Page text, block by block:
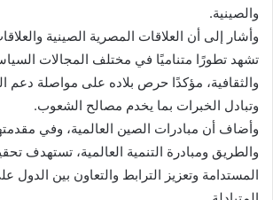
والصينية.
وأشار إلى أن العلاقات المصرية الصينية
تشهد تطورًا متناميًا في مختلف المجالات
والثقافية، مؤكدًا حرص بلاده على مواصلة دعم
وتبادل الخبرات بما يخدم مصالح الشعوب.
وأضاف أن مبادرات الصين العالمية، وفي
والطريق ومبادرة التنمية العالمية، تستهدف
المستدامة وتعزيز الترابط والتعاون بين